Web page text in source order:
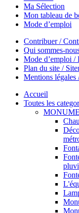
Ma Sélection
Mon tableau de
Mode d’emploi
Contribuer /
Qui sommes-
Mode d’emploi /
Plan du site /
Mentions légales
Accueil
Toutes les